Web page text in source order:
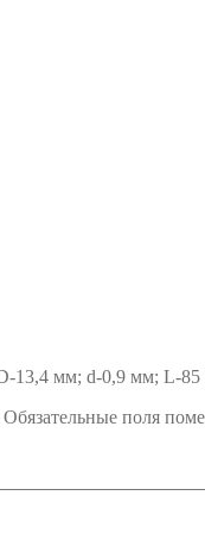
13,4 мм; d-0,9 мм; L-
Обязательные поля